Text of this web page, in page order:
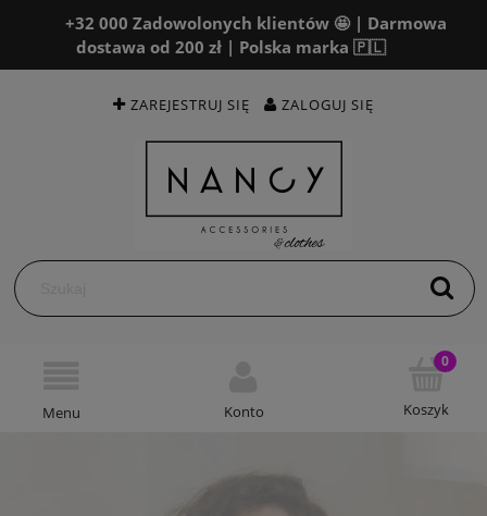
+32 000 Zadowolonych klientów 🤩 | Darmowa
dostawa od 200 zł | Polska marka 🇵🇱
ZAREJESTRUJ SIĘ ZALOGUJ SIĘ